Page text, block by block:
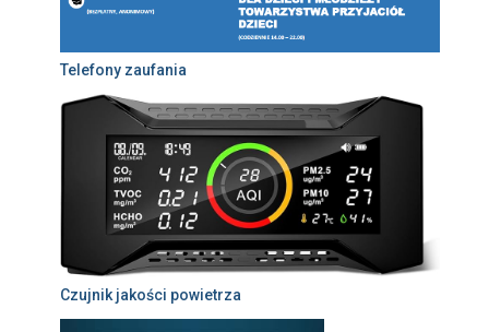
Telefony zaufania
Czujnik jakości powietrza